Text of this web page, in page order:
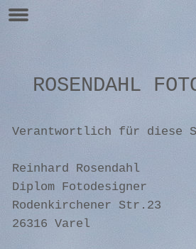
ROSENDAHL
Verantwortlich für diese
Reinhard Rosendahl
Diplom Fotodesigner
Rodenkirchener Str.23
26316 Varel